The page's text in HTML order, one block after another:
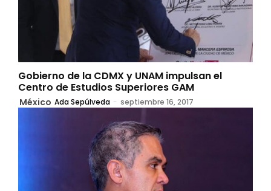
Gobierno de la CDMX y UNAM impulsan el
Centro de Estudios Superiores GAM
México Ada Sepúlveda - septiembre 16, 2017